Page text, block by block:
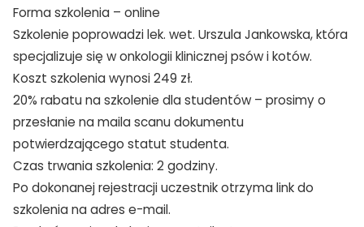
Forma szkolenia – online
Szkolenie poprowadzi lek. wet. Urszula Jankowska, która
specjalizuje się w onkologii klinicznej psów i kotów.
Koszt szkolenia wynosi 249 zł.
20% rabatu na szkolenie dla studentów – prosimy o
przesłanie na maila scanu dokumentu
potwierdzającego statut studenta.
Czas trwania szkolenia: 2 godziny.
Po dokonanej rejestracji uczestnik otrzyma link do
szkolenia na adres e-mail.